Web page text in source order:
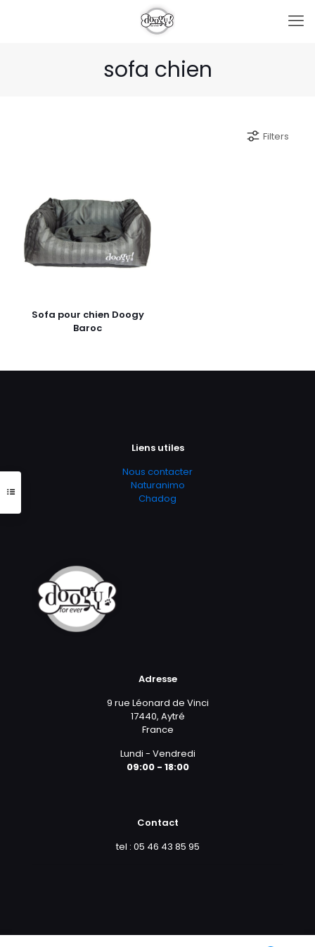
sofa chien
Filters
Sofa pour chien Doogy
Baroc
Liens utiles
Nous contacter
Naturanimo
Chadog
Adresse
9 rue Léonard de Vinci
17440, Aytré
France
Lundi - Vendredi
09:00 - 18:00
Contact
tel : 05 46 43 85 95